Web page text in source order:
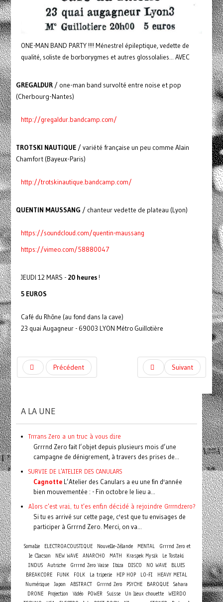
ONE-MAN BAND PARTY !!!! Ménestrel épileptique, vedette de
qualité, soliste de borborygmes et autres glossolalies... AVEC
GREGALDUR/ one-man band survolté entre noise et pop
(Cherbourg-Nantes)
http://gregaldur.bandcamp.com/
TROTSKI NAUTIQUE/ variété française un peu comme Alain
Chamfort (Bayeux-Paris)
http://trotskinautique.bandcamp.com/
QUENTIN MAUSSANG / chanteur vedette de plateau (Lyon)
https://soundcloud.com/quentin-maussang
https://vimeo.com/58880047
JEUDI 12 MARS - 20 heures!
5 EUROS
Café du Rhône (au fond dans la cave)
23 quai Augagneur - 69003 LYON Métro Guillotière
Précédent Suivant
A LA UNE
Trrrans Zero a un truc à vous dire
Grrrnd Zero fait l’objet depuis plusieurs mois d’une
campagne de dénigrement, à travers des prises de...
SURVIE DE L'ATELIER DES CANULARS
CagnotteL’Atelier des Canulars a eu une fin d'année
bien mouvementée : - Fin octobre le lieu a...
Alors c'est vrai, tu t'es enfin décidé à rejoindre Grrrndzero?
Si tu es arrivé sur cette page, c'est que tu envisages de
participer à Grrrnd Zero. Merci, on va...
Somalie ELECTROACOUSTIQUE Nouvelle-Zélande MENTAL
Grrrnd Zero et
le Clacson
NEW WAVE ANARCHO MATH Kraspek Mysik
Le Tostaki
INDUS Autriche Grrrnd Zero Vaise Ibiza DISCO NO WAVE
BLUES
BREAKCORE
FUNK FOLK La triperie HIP HOP LO-FI
HEAVY METAL
Numérique Japon ABSTRACT Grrrnd Zero PSYCHE BAROQUE Sahara
DRONE
Projection Vidéo POWER Suisse Un lieux chouette
WEIRDO